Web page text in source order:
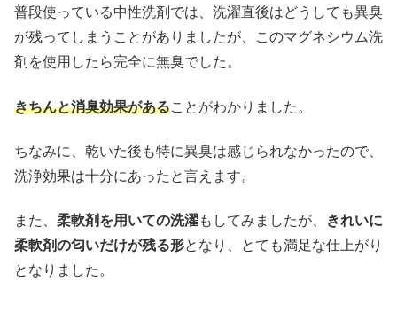
普段使っている中性洗剤では、洗濯直後はどうしても異臭
が残ってしまうことがありましたが、このマグネシウム洗
剤を使用したら完全に無臭でした。
きちんと消臭効果があることがわかりました。
ちなみに、乾いた後も特に異臭は感じられなかったので、
洗浄効果は十分にあったと言えます。
また、 柔軟剤を用いての洗濯もしてみましたが、
きれいに
柔軟剤の匂いだけが残る形となり、とても満足な仕上がり
となりました。